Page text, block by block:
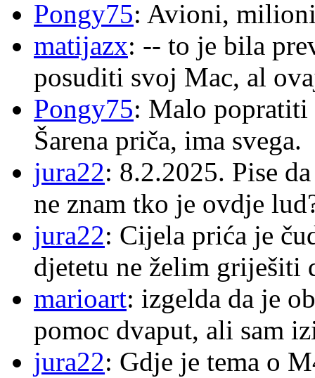
Pongy75: Avioni,
matijazx: -- to je bila
posuditi svoj Mac, al
Pongy75: Malo popratiti
Šarena priča, ima svega.
jura22: 8.2.2025. Pise
ne znam tko je ovdje
jura22: Cijela prića je
djetetu ne želim griješiti
marioart: izgelda da je
pomoc dvaput, ali sam
jura22: Gdje je tema o